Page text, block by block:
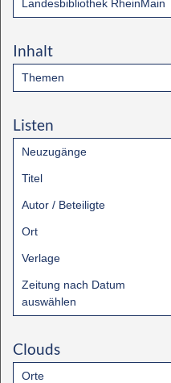
Landesbibliothek RheinMain
Inhalt
Themen
Listen
Neuzugänge
Titel
Autor / Beteiligte
Ort
Verlage
Zeitung nach Datum
auswählen
Clouds
Orte